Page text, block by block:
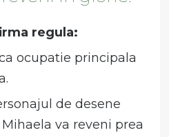
regula:
ocupatie principala
de desene
va reveni prea